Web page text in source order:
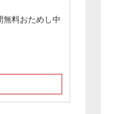
無料おためし中